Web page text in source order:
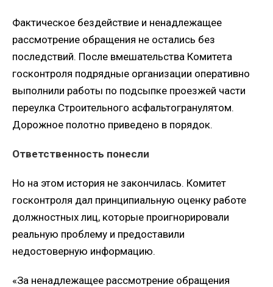
Фактическое бездействие и ненадлежащее
рассмотрение обращения не остались без
последствий. После вмешательства Комитета
госконтроля подрядные организации оперативно
выполнили работы по подсыпке проезжей части
переулка Строительного асфальтогранулятом.
Дорожное полотно приведено в порядок.
Ответственность понесли
Но на этом история не закончилась. Комитет
госконтроля дал принципиальную оценку работе
должностных лиц, которые проигнорировали
реальную проблему и предоставили
недостоверную информацию.
«За ненадлежащее рассмотрение обращения